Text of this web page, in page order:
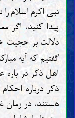
نبی اکرم اسلام
پیدا کنید، اگر
دلالت بر حجیت
گفتیم که آیه
اهل ذکر در
ذکر درباره
هستند، در